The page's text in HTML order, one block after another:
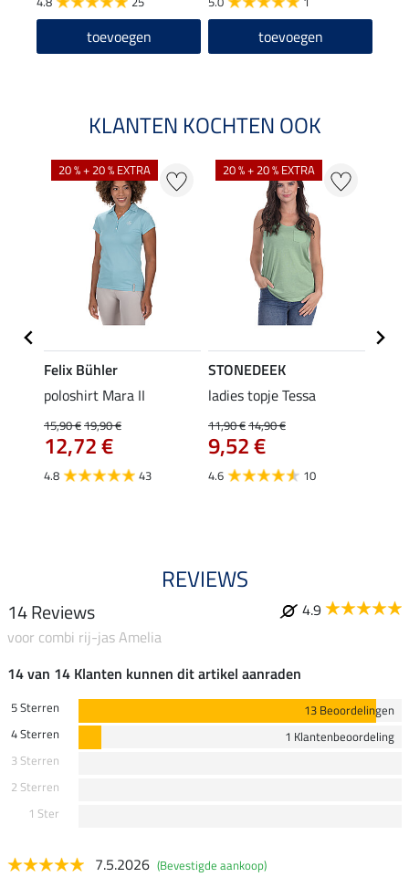
toevoegen toevoegen
KLANTEN KOCHTEN OOK
20 % + 20 % EXTRA
Felix Bühler
poloshirt Mara II
15,90 €19,90 €
12,72 €
4.8 43
20 % + 20 % EXTRA
STONEDEEK
ladies topje Tessa
11,90 €14,90 €
9,52 €
4.6 10
REVIEWS
14 Reviews
4.9
voor combi rij-jas Amelia
14 van 14 Klanten kunnen dit artikel aanraden
5 Sterren
13 Beoordelingen
4 Sterren
1 Klantenbeoordeling
3 Sterren
2 Sterren
1 Ster
7.5.2026 (Bevestigde aankoop)